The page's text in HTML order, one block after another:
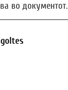
во документот.